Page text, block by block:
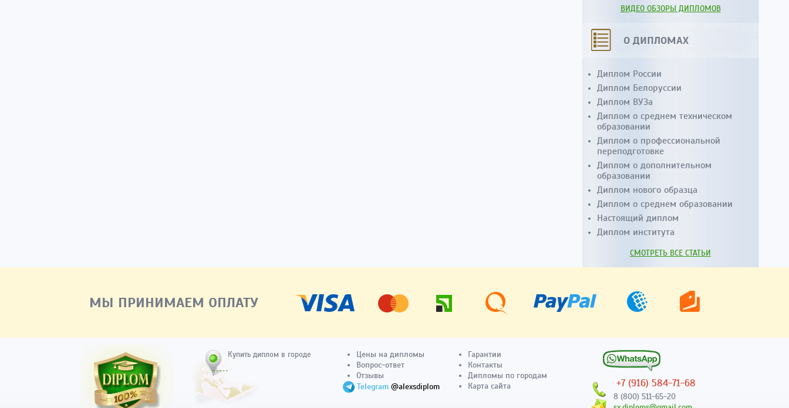
ВИДЕО ОБЗОРЫ ДИПЛОМОВ
О ДИПЛОМАХ
Диплом России
Диплом Белоруссии
Диплом ВУЗа
Диплом о среднем техническом
образовании
Диплом о профессиональной
переподготовке
Диплом о дополнительном
образовании
Диплом нового образца
Диплом о среднем образовании
Настоящий диплом
Диплом института
СМОТРЕТЬ ВСЕ СТАТЬИ
МЫ ПРИНИМАЕМ ОПЛАТУ
Купить диплом в городе
Цены на дипломы
Вопрос-ответ
Отзывы
Telegram @alexsdiplom
Гарантии
Контакты
Дипломы по городам
Карта сайта
+7 (916) 584-71-68
8 (800) 511-65-20
sx.diploms@gmail.com